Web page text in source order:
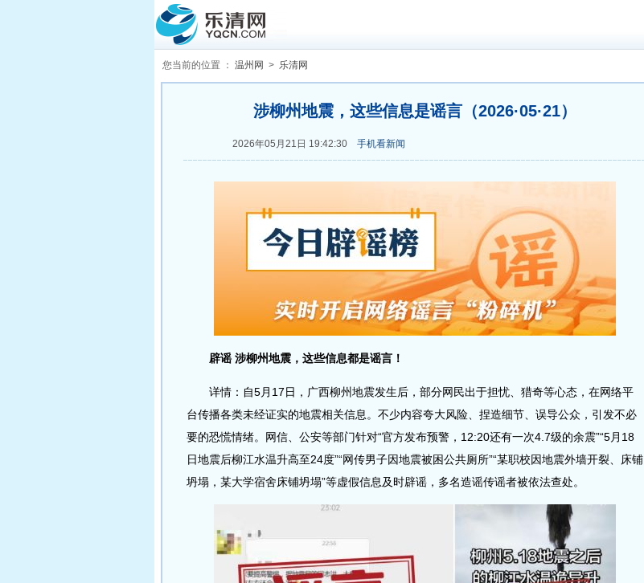
您当前的位置 ： 温州网 > 乐清网
涉柳州地震，这些信息是谣言（2026·05·21）
2026年05月21日 19:42:30 手机看新闻
辟谣 涉柳州地震，这些信息都是谣言！
详情：自5月17日，广西柳州地震发生后，部分网民出于担忧、猎奇等心态，在网络平
台传播各类未经证实的地震相关信息。不少内容夸大风险、捏造细节、误导公众，引发不必
要的恐慌情绪。网信、公安等部门针对“官方发布预警，12:20还有一次4.7级的余震”“5月18
日地震后柳江水温升高至24度”“网传男子因地震被困公共厕所”“某职校因地震外墙开裂、床铺
坍塌，某大学宿舍床铺坍塌”等虚假信息及时辟谣，多名造谣传谣者被依法查处。